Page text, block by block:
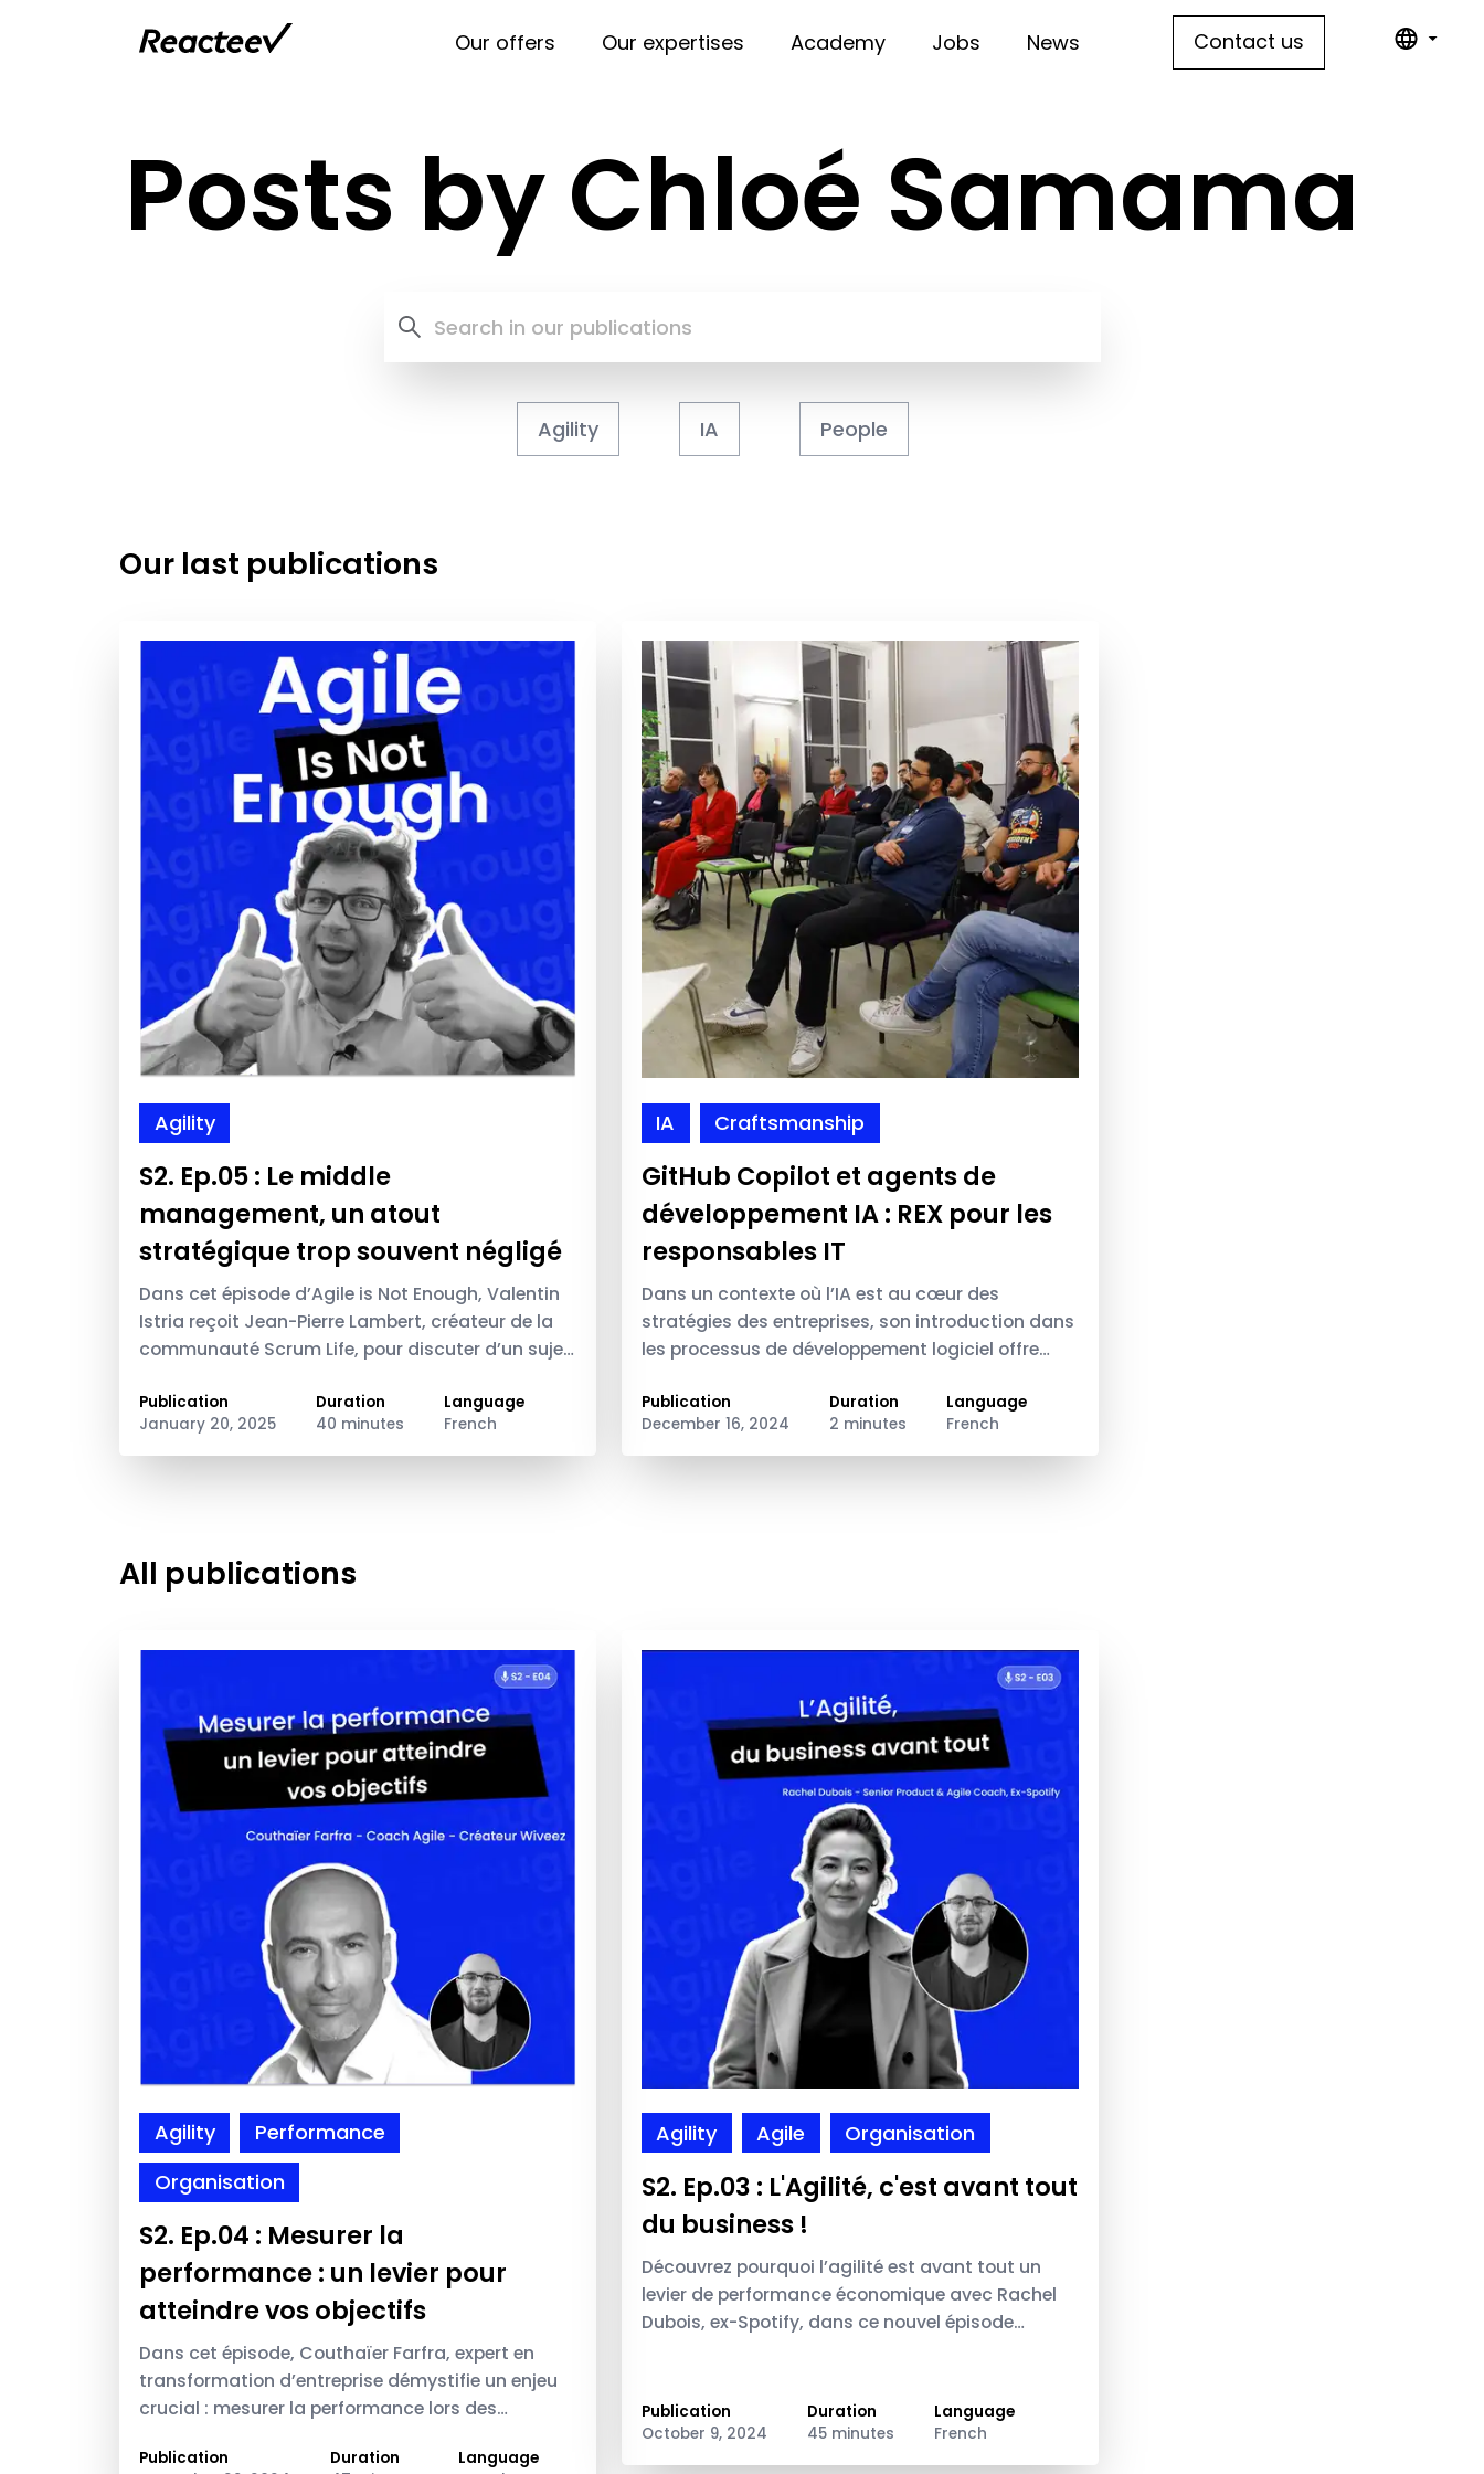
Our offers Our expertises Academy Jobs News Contact us
Posts by Chloé Samama
Agility IA People
Our last publications
Agility
S2. Ep.05 : Le middle
management, un atout
stratégique trop souvent négligé
Dans cet épisode d’Agile is Not Enough, Valentin
Istria reçoit Jean-Pierre Lambert, créateur de la
communauté Scrum Life, pour discuter d’un sujet
du middle management.
Publication
January 20, 2025
Duration
40 minutes
Language
French
IA Craftsmanship
GitHub Copilot et agents de
développement IA : REX pour les
responsables IT
Dans un contexte où l’IA est au cœur des
stratégies des entreprises, son introduction dans
les processus de développement logiciel offre
Publication
December 16, 2024
Duration
2 minutes
Language
French
All publications
Agility
Performance
Organisation
S2. Ep.04 : Mesurer la
performance : un levier pour
atteindre vos objectifs
Dans cet épisode, Couthaïer Farfra, expert en
transformation d’entreprise démystifie un enjeu
crucial : mesurer la performance lors des
Publication
Duration
Language
Agility Agile Organisation
S2. Ep.03 : L'Agilité, c'est avant tout
du business !
Découvrez pourquoi l’agilité est avant tout un
levier de performance économique avec Rachel
Dubois, ex-Spotify, dans ce nouvel épisode
Publication
October 9, 2024
Duration
45 minutes
Language
French